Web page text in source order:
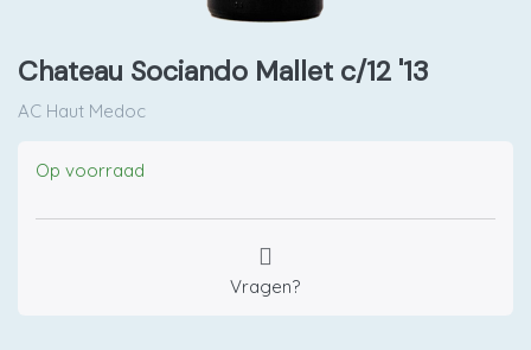
Chateau Sociando Mallet c/12 '13
AC Haut Medoc
Op voorraad
Vragen?